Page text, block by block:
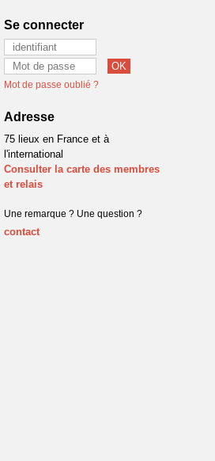
Se connecter
Mot de passe oublié ?
Adresse
75 lieux en France et à
l'international
Consulter la carte des membres
et relais
Une remarque ? Une question ?
contact